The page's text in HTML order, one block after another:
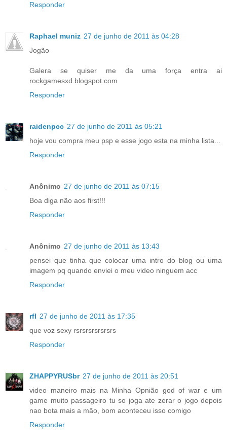
Responder
Raphael muniz 27 de junho de 2011 às 04:28
Jogão
Galera se quiser me da uma força entra ai
rockgamesxd.blogspot.com
Responder
raidenpcc 27 de junho de 2011 às 05:21
hoje vou compra meu psp e esse jogo esta na minha lista...
Responder
Anônimo 27 de junho de 2011 às 07:15
Boa diga não aos first!!!
Responder
Anônimo 27 de junho de 2011 às 13:43
pensei que tinha que colocar uma intro do blog ou uma
imagem pq quando enviei o meu video ninguem acc
Responder
rfl 27 de junho de 2011 às 17:35
que voz sexy rsrsrsrsrsrsrs
Responder
ZHAPPYRUSbr 27 de junho de 2011 às 20:51
video maneiro mais na Minha Opnião god of war e um
game muito passageiro tu so joga ate zerar o jogo depois
nao bota mais a mão, bom aconteceu isso comigo
Responder